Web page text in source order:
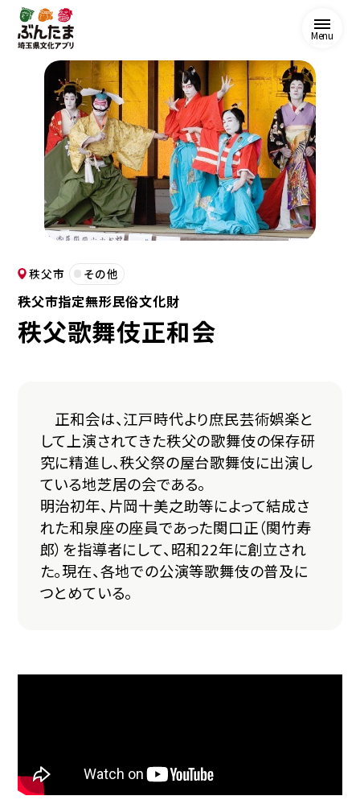
Menu
秩父市 その他
秩父市指定無形民俗文化財
秩父歌舞伎正和会
正和会は、江戸時代より庶民芸術娯楽と
して上演されてきた秩父の歌舞伎の保存研
究に精進し、秩父祭の屋台歌舞伎に出演し
ている地芝居の会である。
明治初年、片岡十美之助等によって結成さ
れた和泉座の座員であった関口正（関竹寿
郎）を指導者にして、昭和22年に創立され
た。現在、各地での公演等歌舞伎の普及に
つとめている。